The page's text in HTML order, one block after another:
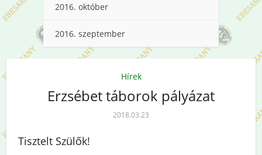
2016. október
2016. szeptember
Hírek
Erzsébet táborok pályázat
2018.03.23
Tisztelt Szülők!